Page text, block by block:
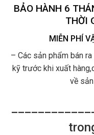
BẢO HÀNH 6
THỜI
MIỄN PHÍ
– Các sản phẩm bán
kỹ trước khi xuất
về